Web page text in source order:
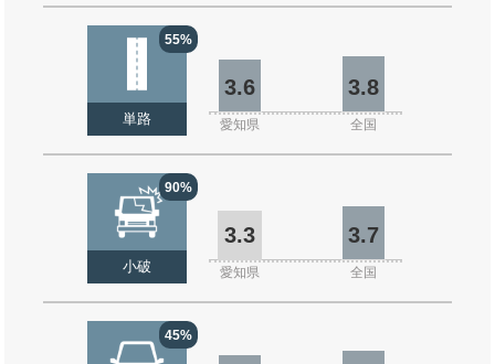
55%
単路
3.6 3.8
愛知県 全国
90%
小破
3.3 3.7
愛知県 全国
45%